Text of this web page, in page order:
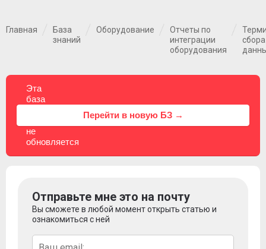
Главная
База
знаний
Оборудование
Отчеты по
интеграции
оборудования
сбора
Эта
база
не
обновляется
Перейти в новую БЗ →
Отправьте мне это на почту
Вы сможете в любой момент открыть статью и
ознакомиться с ней